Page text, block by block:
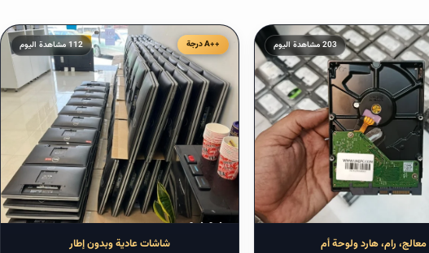
203 مشاهدة اليوم
معالج، رام، هارد ولوحة أم
درجة 112 مشاهدة اليوم
شاشات
ابتداءً من
$٣١.٤٢
١١٥ درهم
شاشات عادية وبدون إطار
ابتداءً من
$١٤٢.٠٨
٥٢٠ درهم